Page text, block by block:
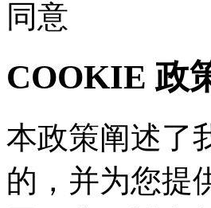
同意
COOKIE 政
本政策阐述了
的，并为您